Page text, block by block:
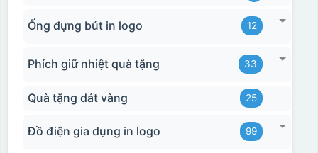
Ống đựng bút in logo 12
Phích giữ nhiệt quà tặng 33
Quà tặng dát vàng 25
Đồ điện gia dụng in logo 99